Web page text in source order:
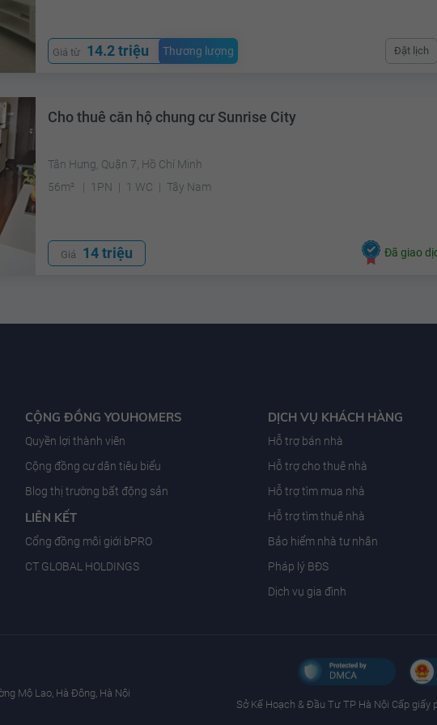
Giá từ 14.2 triệu Thương lượng Đặt lịch
Cho thuê căn hộ chung cư Sunrise City
Tân Hưng, Quận 7, Hồ Chí Minh
56m²
1PN 1 WC Tây Nam
Giá 14 triệu Đã giao
CỘNG ĐỒNG YOUHOMERS
Quyền lợi thành viên
Cộng đồng cư dân tiêu biểu
Blog thị trường bất động sản
LIÊN KẾT
Cổng đồng môi giới bPRO
CT GLOBAL HOLDINGS
DỊCH VỤ KHÁCH HÀNG
Hỗ trợ bán nhà
Hỗ trợ cho thuê nhà
Hỗ trợ tìm mua nhà
Hỗ trợ tìm thuê nhà
Bảo hiểm nhà tư nhân
Pháp lý BĐS
Dịch vụ gia đình
Mộ Lao, Hà Đông, Hà Nội
Sở Kế Hoạch & Ðầu Tư TP Hà Nội Cấp